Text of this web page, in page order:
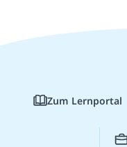
Zum Lernportal